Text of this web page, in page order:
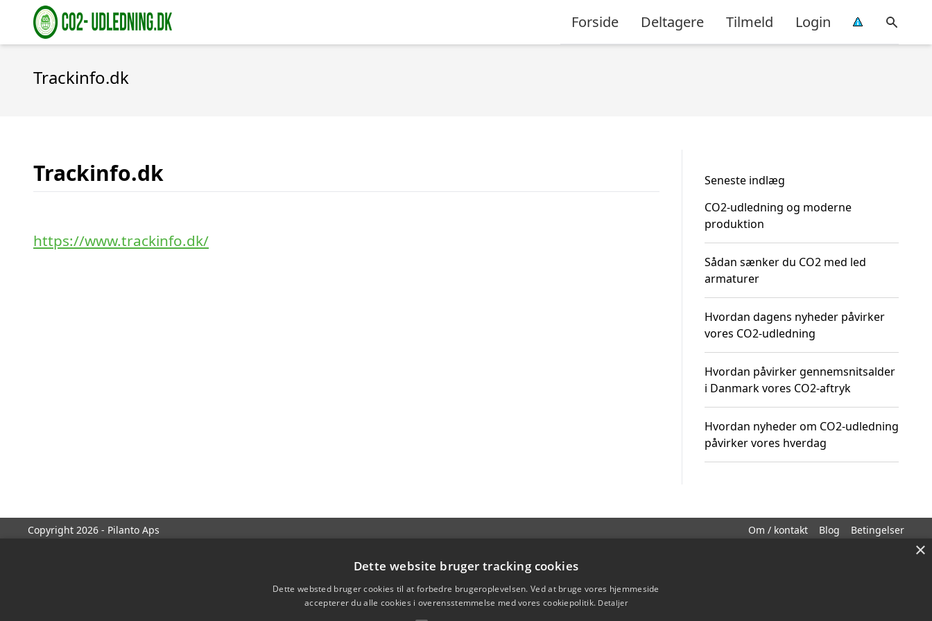
Forside Deltagere Tilmeld Login
Trackinfo.dk
Trackinfo.dk
https://www.trackinfo.dk/
Seneste indlæg
CO2-udledning og moderne
produktion
Sådan sænker du CO2 med led
armaturer
Hvordan dagens nyheder påvirker
vores CO2-udledning
Hvordan påvirker gennemsnitsalder
i Danmark vores CO2-aftryk
Hvordan nyheder om CO2-udledning
påvirker vores hverdag
Copyright 2026 - Pilanto Aps Om / kontakt Blog Betingelser
×
Dette website bruger tracking cookies
Dette websted bruger cookies til at forbedre brugeroplevelsen. Ved at bruge vores hjemmeside
accepterer du alle cookies i overensstemmelse med vores cookiepolitik. Detaljer